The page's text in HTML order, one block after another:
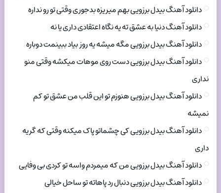
دانلود آهنگ بیدل برزویی بهم میریزه بدجوری وقتی تو رو نداره
دانلود آهنگ دنیا به عشق ته یه نگاه اعتقادی داری یا نه
دانلود آهنگ بیدل برزویی مگه میشه یه روز بیاد ببینمت دوباره
دانلود آهنگ بیدل برزویی دست روی موهات میکشه وقتی منو
نداری
دانلود آهنگ بیدل برزویی هنوزم تو این قلب من عشق تو کم
نمیشه
دانلود آهنگ بیدل برزویی کی چشماتو پاک میکنه وقتی که گریه
داری
دانلود آهنگ بیدل برزویی من که میمردم واسه تو کردی بی وفایی
دانلود آهنگ بیدل برزویی دنبال رد پاهاته تو ساحل خیالی